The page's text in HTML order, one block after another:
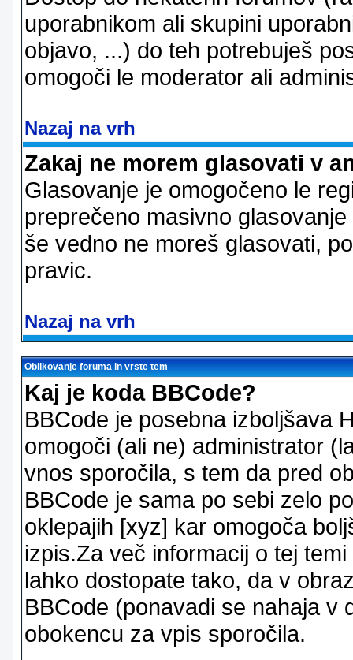
uporabnikom ali skupini
objavo, ...) do teh potrebuješ
omogoči le moderator ali
Nazaj na vrh
Zakaj ne morem glasovati v
Glasovanje je omogočeno le
preprečeno masivno
še vedno ne moreš glasovati,
pravic.
Nazaj na vrh
Oblikovanje foruma in vrste tem
Kaj je koda BBCode?
BBCode je posebna izboljšava
omogoči (ali ne) administrator
vnos sporočila, s tem da pred
BBCode je sama po sebi zelo
oklepajih [xyz] kar omogoča
izpis.Za več informacij o tej
lahko dostopate tako, da v
BBCode (ponavadi se nahaja v
obokencu za vpis sporočila.